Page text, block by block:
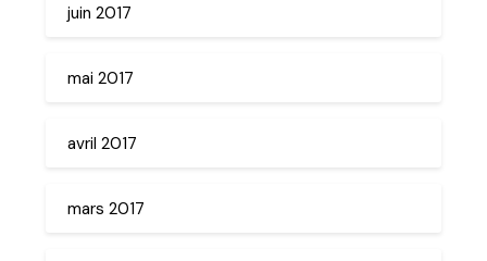
juin 2017
mai 2017
avril 2017
mars 2017